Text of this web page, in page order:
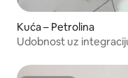
Kuća – Petrolina
Udobnost uz